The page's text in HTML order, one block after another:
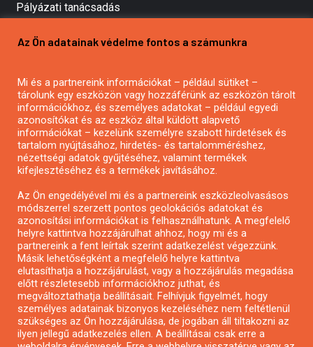
Pályázati tanácsadás
Mezőgazdasági pályázatírás
Pályázatírás civil szervezeteknek
Pályázatírás önkormányzatoknak
Pályázatfigyelés
Specifikus pályázatfigyelés vagy hírlevél
Pályázatok magánszemélyeknek
Pályázatok civil szervezeteknek
Pályázatok vállalkozásoknak
Önkormányzati pályázatok
Mezőgazdasági pályázatok
Falusi turizmus pályázatok
Az Ön adatainak védelme fontos a számunkra
Mi és a partnereink információkat – például sütiket –
tárolunk egy eszközön vagy hozzáférünk az eszközön tárolt
információkhoz, és személyes adatokat – például egyedi
azonosítókat és az eszköz által küldött alapvető
információkat – kezelünk személyre szabott hirdetések és
tartalom nyújtásához, hirdetés- és tartalomméréshez,
nézettségi adatok gyűjtéséhez, valamint termékek
kifejlesztéséhez és a termékek javításához.
Az Ön engedélyével mi és a partnereink eszközleolvasásos
módszerrel szerzett pontos geolokációs adatokat és
azonosítási információkat is felhasználhatunk. A megfelelő
helyre kattintva hozzájárulhat ahhoz, hogy mi és a
partnereink a fent leírtak szerint adatkezelést végezzünk.
Másik lehetőségként a megfelelő helyre kattintva
elutasíthatja a hozzájárulást, vagy a hozzájárulás megadása
előtt részletesebb információkhoz juthat, és
megváltoztathatja beállításait. Felhívjuk figyelmét, hogy
személyes adatainak bizonyos kezeléséhez nem feltétlenül
szükséges az Ön hozzájárulása, de jogában áll tiltakozni az
ilyen jellegű adatkezelés ellen. A beállításai csak erre a